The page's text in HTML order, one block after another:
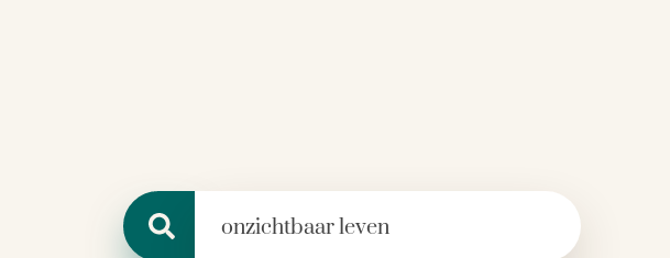
Zoeken naar: